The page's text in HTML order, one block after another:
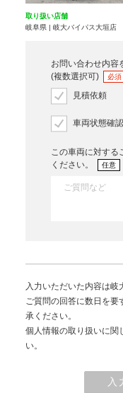
取り扱い店舗
岐阜県 | 岐大バイパス大垣店
お問い合わせ内容
(複数選択可)
必須
見積依頼
車両状態確認
この車両に対する
ください。
任意
入力いただいた内容は岐
ご質問の回答に数日を要
承ください。
個人情報の取り扱いに関
い。
入